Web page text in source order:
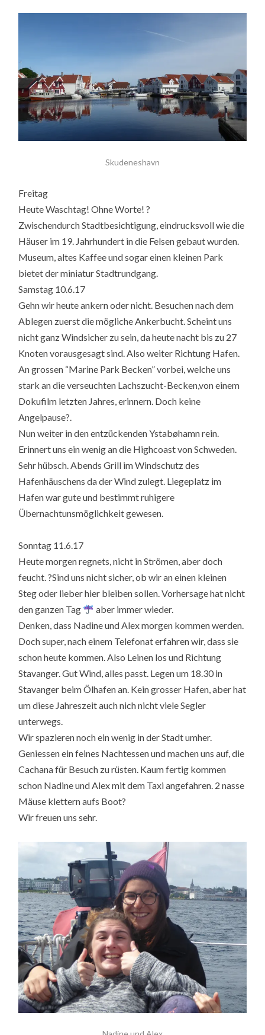
Skudeneshavn
Freitag
Heute Waschtag! Ohne Worte! ?
Zwischendurch Stadtbesichtigung, eindrucksvoll wie die
Häuser im 19. Jahrhundert in die Felsen gebaut wurden.
Museum, altes Kaffee und sogar einen kleinen Park
bietet der miniatur Stadtrundgang.
Samstag 10.6.17
Gehn wir heute ankern oder nicht. Besuchen nach dem
Ablegen zuerst die mögliche Ankerbucht. Scheint uns
nicht ganz Windsicher zu sein, da heute nacht bis zu 27
Knoten vorausgesagt sind. Also weiter Richtung Hafen.
An grossen “Marine Park Becken” vorbei, welche uns
stark an die verseuchten Lachszucht-Becken,von einem
Dokufilm letzten Jahres, erinnern. Doch keine
Angelpause?.
Nun weiter in den entzückenden Ystabøhamn rein.
Erinnert uns ein wenig an die Highcoast von Schweden.
Sehr hübsch. Abends Grill im Windschutz des
Hafenhäuschens da der Wind zulegt. Liegeplatz im
Hafen war gute und bestimmt ruhigere
Übernachtunsmöglichkeit gewesen.
Sonntag 11.6.17
Heute morgen regnets, nicht in Strömen, aber doch
feucht. ?Sind uns nicht sicher, ob wir an einen kleinen
Steg oder lieber hier bleiben sollen. Vorhersage hat nicht
den ganzen Tag
aber immer wieder.
Denken, dass Nadine und Alex morgen kommen werden.
Doch super, nach einem Telefonat erfahren wir, dass sie
schon heute kommen. Also Leinen los und Richtung
Stavanger. Gut Wind, alles passt. Legen um 18.30 in
Stavanger beim Ölhafen an. Kein grosser Hafen, aber hat
um diese Jahreszeit auch nich nicht viele Segler
unterwegs.
Wir spazieren noch ein wenig in der Stadt umher.
Geniessen ein feines Nachtessen und machen uns auf, die
Cachana für Besuch zu rüsten. Kaum fertig kommen
schon Nadine und Alex mit dem Taxi angefahren. 2 nasse
Mäuse klettern aufs Boot?
Wir freuen uns sehr.